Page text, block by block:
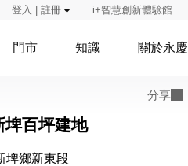
登入 | 註冊 i+智慧創新體驗館
門市 知識 關於永慶
分享
埤百坪建地
埤鄉新東段